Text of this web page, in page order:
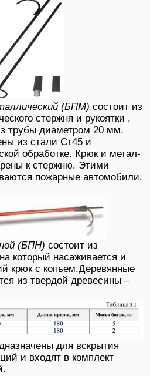
(БПМ) состоит из
стержня и рукоятки .
трубы диаметром 20 мм.
из стали Ст45 и
обработке. Крюк и метал-
к стержню. Этими
пожарные автомобили.
(БПН) состоит из
который насаживается и
крюк с копьем.Деревянные
из твердой древесины –
для вскрытия
и входят в комплект